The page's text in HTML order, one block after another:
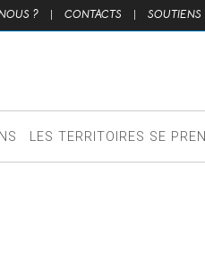
? | CONTACTS | SOUTIENS
LES TERRITOIRES SE